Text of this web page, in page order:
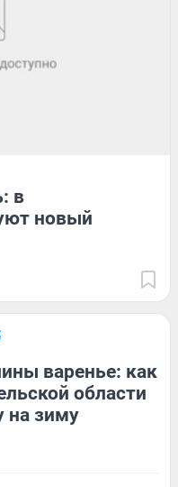
в
новый
варенье: как
области
на зиму